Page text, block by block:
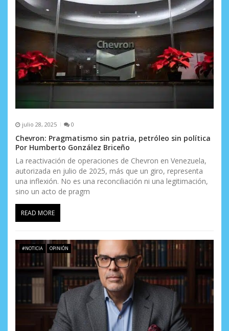
julio 28, 2025 0
Chevron: Pragmatismo sin patria, petróleo sin política
Por Humberto González Briceño
La reactivación de operaciones de Chevron en Venezuela,
autorizada en julio de 2025, más que un giro, representa
una inflexión. No es una reconciliación ni una legitimación,
sino un acto de pragm
READ MORE
#NOTICIA OPINIÓN